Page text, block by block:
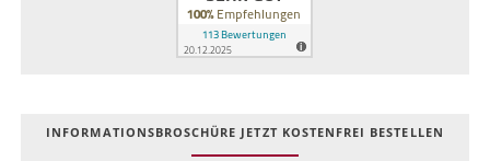
INFOR­MATIONS­BROSCHÜRE JETZT KOSTEN­FREI BESTELLEN